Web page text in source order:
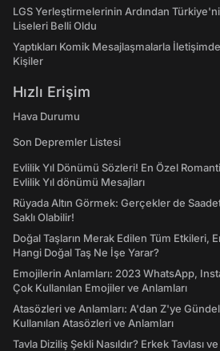
LGS Yerleştirmelerinin Ardından
Liseleri Belli Oldu
Yaptıkları Komik Mesajlaşmalarla
Kişiler
Hızlı Erişim
Hava Durumu
Son Depremler Listesi
Evlilik Yıl Dönümü Sözleri! En Özel
Evlilik Yıl dönümü Mesajları
Rüyada Altın Görmek: Gerçekler de
Saklı Olabilir!
Doğal Taşların Merak Edilen Tüm Etkileri,
Hangi Doğal Taş Ne İşe Yarar?
Emojilerin Anlamları: 2023 WhatsApp,
Çok Kullanılan Emojiler ve Anlamları
Atasözleri ve Anlamları: A'dan Z'ye
Kullanılan Atasözleri ve Anlamları
Tavla Diziliş Şekli Nasıldır? Erkek Tavlası